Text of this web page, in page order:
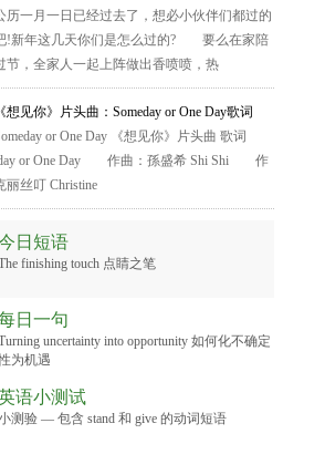
一月一日已经过去了，想必小伙伴们都过的
!新年这几天你们是怎么过的? 要么在家陪
节，全家人一起上阵做出香喷喷，热
想见你》片头曲：Someday or One Day歌词
or One Day 《想见你》片头曲 歌词
or One Day 作曲：孫盛希 Shi Shi 作
丽丝叮 Christine
日短语
finishing touch 点睛之笔
日一句
uncertainty into opportunity 如何化不确定
为机遇
语小测试
测验 — 包含 stand 和 give 的动词短语